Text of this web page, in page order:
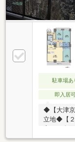
駐車場あ
即入居
◆【大津京
立地◆【２
感ある眺